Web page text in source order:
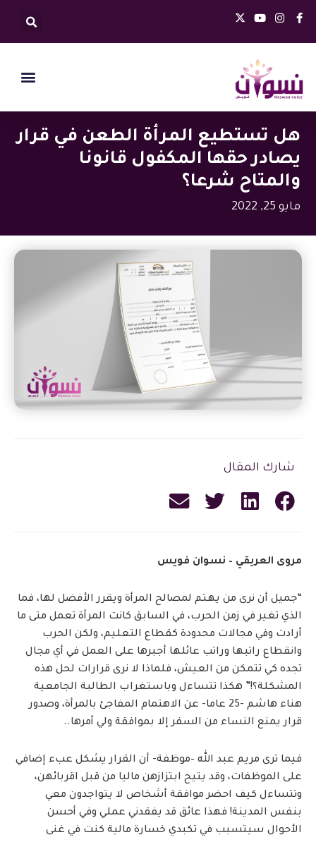
F
o
k
-
f
I
r
a
m
Y
u
b
e
X
t
e
r
هل تستطيع المرأة الطعن في قرار
يصادر حقها المكفول قانونا
والمتاح شرعا؟
مايو 25, 2022
شارك المقال
مروى العريقي – نسوان فويس
“جميل أن نرى من يهتم لمصالح المرأة ويقرر الأفضل لها، فما
الذي تغير في زمن الحرب، في السابق كانت المرأة تعمل متى ما
أرادت وفي مجالات محدودة كقطاع التعليم، ولكن الحرب
وانقطاع راتبها وراتب عائلها أجبرها على العمل في أي مجال
تجده كي تتمكن من العيش، فلماذا لا نرى قرارات لحل هذه
المشكلة؟!” هكذا تتساءل وباستغراب الطالبة الجامعية
هناء هاشم -25 عاما- عن الاهتمام المفاجئ بالمرأة، وصدور
قرار يمنع النساء من السفر إلا بموافقة ولي أمرها..
فيما ترى مريم عبد الله –موظفة- أن القرار يشكل عبء إضافي
على الموظفات، وقد يتيح ابتزازهن ماليا من قبل اقربائهن،
وتتساءل كيف احضر موافقة أشخاص لا يتواجدون معي
بنفس المدينة! فهذا عائق قد يفقدني عملي وفي أحسن
الأحوال سيتسبب في تكبدي خسارة مالية كنت في غنى